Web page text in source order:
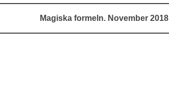
Magiska formeln. November 2018